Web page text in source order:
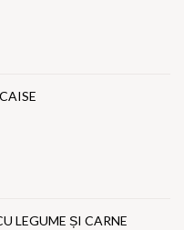
LEGUME ȘI CARNE